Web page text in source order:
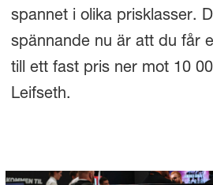
spannet i olika prisklasser.
spännande nu är att du får
till ett fast pris ner mot 10
Leifseth.